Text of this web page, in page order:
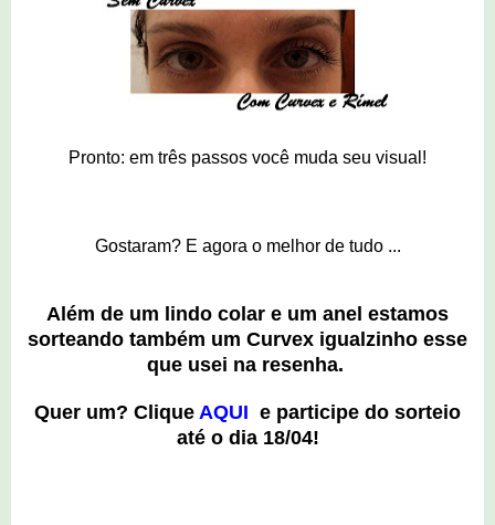
Pronto: em três passos você muda seu visual!
Gostaram? E agora o melhor de tudo ...
Além de um lindo colar e um anel estamos
sorteando também um Curvex igualzinho esse
que usei na resenha.
Quer um? Clique AQUI e participe do sorteio
até o dia 18/04!